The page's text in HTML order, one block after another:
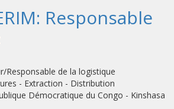
Responsable
Responsable de la logistique
- Extraction - Distribution
Démocratique du Congo - Kinshasa